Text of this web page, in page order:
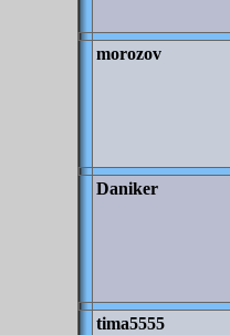
morozov
Daniker
tima5555